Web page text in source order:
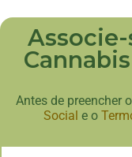
Antes de preencher
Social e o